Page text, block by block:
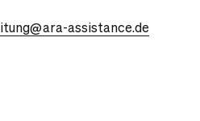
assistance.de